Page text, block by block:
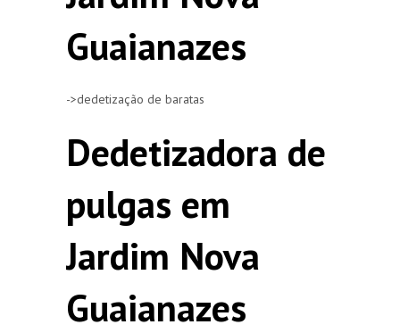
Guaianazes
->dedetização de baratas
Dedetizadora de
pulgas em
Jardim Nova
Guaianazes